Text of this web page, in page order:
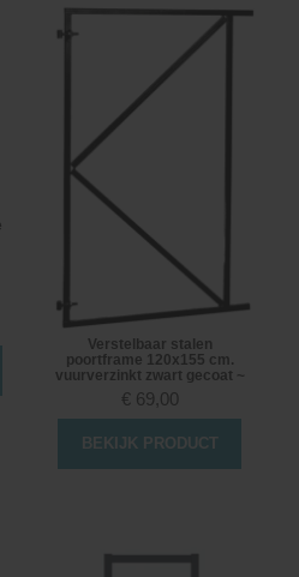
Verstelbaar stalen
poortframe 120x155 cm.
vuurverzinkt zwart gecoat ~
€ 69,00
BEKIJK PRODUCT